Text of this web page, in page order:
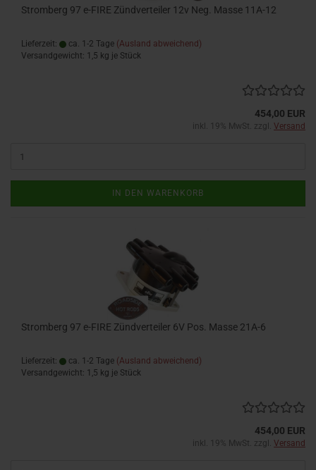
Stromberg 97 e-FIRE Zündverteiler 12v Neg. Masse 11A-12
Lieferzeit: ca. 1-2 Tage (Ausland abweichend)
Versandgewicht: 1,5 kg je Stück
454,00 EUR
inkl. 19% MwSt. zzgl. Versand
IN DEN WARENKORB
Stromberg 97 e-FIRE Zündverteiler 6V Pos. Masse 21A-6
Lieferzeit: ca. 1-2 Tage (Ausland abweichend)
Versandgewicht: 1,5 kg je Stück
454,00 EUR
inkl. 19% MwSt. zzgl. Versand